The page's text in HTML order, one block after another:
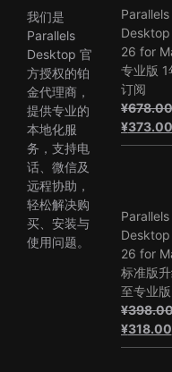
我们是
Parallels
Desktop 官
方授权的铂
金代理商，
提供专业的
本地化服
务，支持电
话、微信及
远程协助，
轻松解决购
买、安装与
使用问题。
Parallels
Desktop
26 for
专业版 1
订阅
¥678.00
原
价
¥373.00
Parallels
Desktop
26 for
标准版
至专业版
¥
原
价
¥318.00